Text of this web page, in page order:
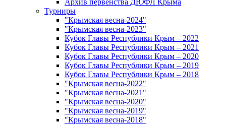
Архив первенства ДЮФЛ Крыма
Турниры
"Крымская весна-2024"
"Крымская весна-2023"
Кубок Главы Республики Крым – 2022
Кубок Главы Республики Крым – 2021
Кубок Главы Республики Крым – 2020
Кубок Главы Республики Крым – 2019
Кубок Главы Республики Крым – 2018
"Крымская весна-2022"
"Крымская весна-2021"
"Крымская весна-2020"
"Крымская весна-2019"
"Крымская весна-2018"